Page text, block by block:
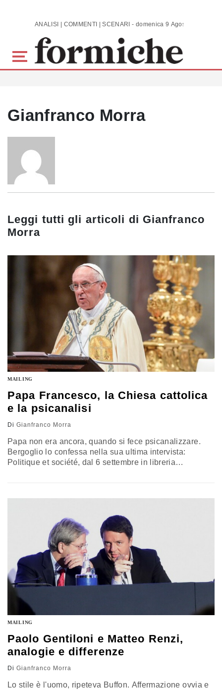
Skip to main content ANALISI | COMMENTI | SCENARI - domenica 9 Agosto 2026
Gianfranco Morra
Leggi tutti gli articoli di Gianfranco
Morra
MAILING
Papa Francesco, la Chiesa cattolica
e la psicanalisi
Di Gianfranco Morra
Papa non era ancora, quando si fece psicanalizzare.
Bergoglio lo confessa nella sua ultima intervista:
Politique et société, dal 6 settembre in libreria
stava per divenire rettore della…
MAILING
Paolo Gentiloni e Matteo Renzi,
analogie e differenze
Di Gianfranco Morra
Lo stile è l'uomo, ripeteva Buffon. Affermazione ovvia e